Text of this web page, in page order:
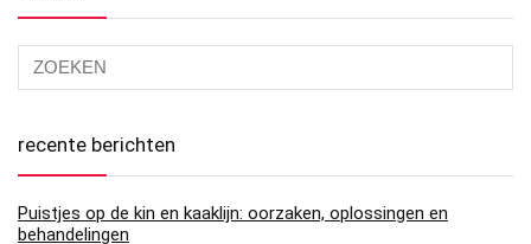
recente berichten
Puistjes op de kin en kaaklijn: oorzaken, oplossingen en
behandelingen